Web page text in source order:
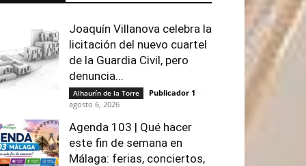
Joaquín Villanova celebra la
licitación del nuevo cuartel
de la Guardia Civil, pero
denuncia...
Alhaurín de la Torre Publicador 1 -
agosto 6, 2026
Agenda 103 | Qué hacer
este fin de semana en
Málaga: ferias, conciertos,